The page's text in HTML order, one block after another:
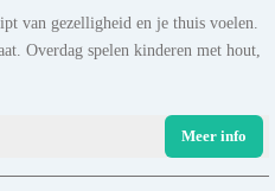
van gezelligheid en je thuis voelen.
Overdag spelen kinderen met hout,
Meer info